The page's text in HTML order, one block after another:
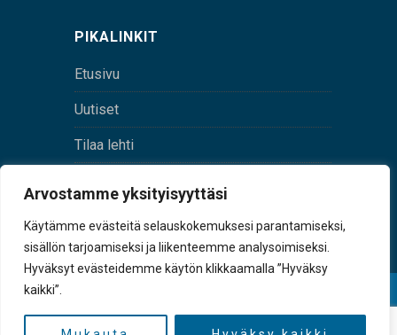
Arvostamme yksityisyyttäsi
Käytämme evästeitä selauskokemuksesi parantamiseksi,
sisällön tarjoamiseksi ja liikenteemme analysoimiseksi.
Hyväksyt evästeidemme käytön klikkaamalla ”Hyväksy
kaikki”.
PIKALINKIT
Etusivu
Uutiset
Tilaa lehti
tunnus 0167229-8